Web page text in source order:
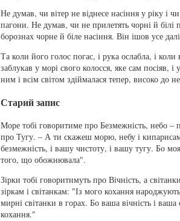
Не думав, чи вітер не віднесе насіння у ріку і
пагони. Не думав, чи не прилетять чорні й
борознах чорне й біле насіння. Він ішов усе
Та коли його голос погас, і рука ослабла, і
заблукав у морі свого колосся, яке сам посіяв,
ним і всім світом здіймалася тепер, високо до
Старий запис
Море тобі говоритиме про Безмежність, небо –
про Тугу. – А ти скажеш морю, небу і
безмежність, і вашу чистоту, і вашу тугу. Бо
того, що обожнювала".
Зірки тобі говоритимуть про Вічність, а
зіркам і світанкам: "Із мого кохання
мирні світанки в горах. Бо ваша вічність і
кохання."